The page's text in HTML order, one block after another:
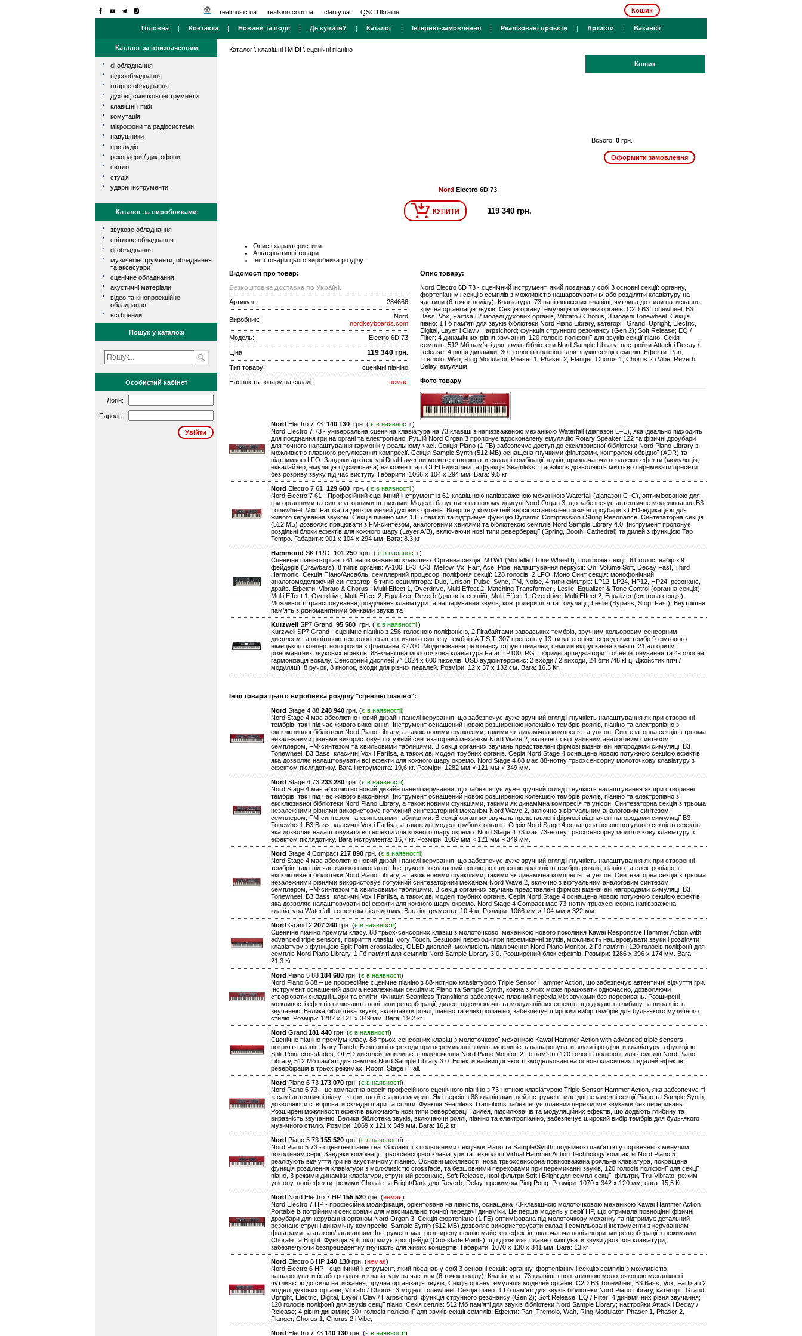
realmusic.ua realkino.com.ua clarity.ua QSC Ukraine Кошик
Головна | Контакти | Новини та події| Де купити? | Каталог | Інтернет-замовлення | Реалізовані проєкти | Артисти | Вакансії
Каталог за призначенням
dj обладнання
відеообладнання
гітарне обладнання
духові, смичкові інструменти
клавішні і midi
комутація
мікрофони та радіосистеми
навушники
про аудіо
рекордери / диктофони
світло
студія
ударні інструменти
Каталог за виробниками
звукове обладнання
світлове обладнання
dj обладнання
музичні інструменти, обладнання
та аксесуари
сценічне обладнання
акустичні матеріали
відео та кінопроекційне
обладнання
всі бренди
Пошук у каталозі
Особистий кабінет
Логін:
Пароль:
Каталог \ клавішні і MIDI \ сценічні піаніно
Кошик
Всього: 0 грн.
Nord Electro 6D 73
КУПИТИ 119 340 грн.
Опис і характеристики
Альтернативні товари
Інші товари цього виробника розділу
Відомості про товар:
Безкоштовна доставка по Україні.
Артикул:
284666
Виробник:
Nord
nordkeyboards.com
Модель:
Electro 6D 73
Ціна: 119 340 грн.
Тип товару:
сценічні піаніно
Наявність товару на складі:
немає
Опис товару:
Nord Electro 6D 73 - сценічний інструмент, який поєднав у собі 3 основні секції: органну,
фортепіанну і секцію семплів з можливістю нашаровувати їх або розділяти клавіатуру на
частини (6 точок поділу). Клавіатура: 73 напівзважених клавіші, чутлива до сили натискання;
зручна організація звуків; Секція органу: емуляція моделей органів: C2D B3 Tonewheel, B3
Bass, Vox, Farfisa і 2 моделі духових органів, Vibrato / Chorus, 3 моделі Tonewheel. Секція
піано: 1 Гб пам'яті для звуків бібліотеки Nord Piano Library, категорії: Grand, Upright, Electric,
Digital, Layer і Clav / Harpsichord; функція струнного резонансу (Gen 2); Soft Release; EQ /
Filter; 4 динамічних рівня звучання; 120 голосів поліфонії для звуків секції піано. Секія
семплів: 512 Мб пам'яті для звуків бібліотеки Nord Sample Library; настройки Attack і Decay /
Release; 4 рівня динаміки; 30+ голосів поліфонії для звуків секції семплів. Ефекти: Pan,
Tremolo, Wah, Ring Modulator, Phaser 1, Phaser 2, Flanger, Chorus 1, Chorus 2 і Vibe, Reverb,
Delay, емуляція
Фото товару
Nord Electro 7 73 140 130 грн. ( є в наявності )
Nord Electro 7 73 - універсальна сценічна клавіатура на 73 клавіші з напівзваженою механікою Waterfall (діапазон E–E), яка ідеально підходить
для поєднання гри на органі та електропіано. Рушій Nord Organ 3 пропонує вдосконалену емуляцію Rotary Speaker 122 та фізичні дроубари
для точного налаштування гармонік у реальному часі. Секція Piano (1 ГБ) забезпечує доступ до ексклюзивної бібліотеки Nord Piano Library з
можливістю плавного регулювання компресії. Секція Sample Synth (512 МБ) оснащена гнучкими фільтрами, контролем обвідної (ADR) та
підтримкою LFO. Завдяки архітектурі Dual Layer ви можете створювати складні комбінації звуків, призначаючи незалежні ефекти (модуляція,
еквалайзер, емуляція підсилювача) на кожен шар. OLED-дисплей та функція Seamless Transitions дозволяють миттєво перемикати пресети
без розриву звуку під час виступу. Габарити: 1066 x 104 x 294 мм. Вага: 9.5 кг
Nord Electro 7 61 129 600 грн. ( є в наявності )
Nord Electro 7 61 - Професійний сценічний інструмент із 61-клавішною напівзваженою механікою Waterfall (діапазон C–C), оптимізованою для
гри органними та синтезаторними штрихами. Модель базується на новому двигуні Nord Organ 3, що забезпечує автентичне моделювання B3
Tonewheel, Vox, Farfisa та двох моделей духових органів. Вперше у компактній версії встановлені фізичні дроубари з LED-індикацією для
живого керування звуком. Секція піаніно має 1 ГБ пам’яті та підтримує функцію Dynamic Compression і String Resonance. Синтезаторна секція
(512 МБ) дозволяє працювати з FM-синтезом, аналоговими хвилями та бібліотекою семплів Nord Sample Library 4.0. Інструмент пропонує
роздільні блоки ефектів для кожного шару (Layer A/B), включаючи нові типи реверберації (Spring, Booth, Cathedral) та дилей з функцією Tap
Tempo. Габарити: 901 x 104 x 294 мм. Вага: 8.3 кг
Hammond SK PRO 101 250 грн. ( є в наявності )
Сценічне піаніно-орган з 61 напівзваженою клавішею. Органна секція: MTW1 (Modelled Tone Wheel I), поліфонія секції: 61 голос, набір з 9
фейдерів (Drawbars), 8 типів органів: A-100, B-3, C-3, Mellow, Vx, Farf, Ace, Pipe, налаштування перкусії: On, Volume Soft, Decay Fast, Third
Harmonic. Cекція Піано/Ансабль: семплерний процесор, поліфонія секції: 128 голосів, 2 LFO. Моно Синт секція: монофонічний
аналогомоделюючий синтезатор, 6 типів осцилятора: Duo, Unison, Pulse, Sync, FM, Noise, 4 типи фільтрів: LP12, LP24, HP12, HP24, резонанс,
драйв. Ефекти: Vibrato & Chorus , Multi Effect 1, Overdrive, Multi Effect 2, Matching Transformer , Leslie, Equalizer & Tone Control (органна секція),
Multi Effect 1, Overdrive, Multi Effect 2, Equalizer, Reverb (для всіх секцій), Multi Effect 1, Overdrive, Multi Effect 2, Equalizer (синтова секція).
Можливості транспонування, розділення клавіатури та нашарування звуків, контролери пітч та тодуляції, Leslie (Bypass, Stop, Fast). Внутрішня
пам'ять з різноманітними банками звуків та
Kurzweil SP7 Grand 95 580 грн. ( є в наявності )
Kurzweil SP7 Grand - сценічне піаніно з 256-голосною поліфонією, 2 Гігабайтами заводських тембрів, зручним кольоровим сенсорним
дисплеєм та новітньою технологією автентичного синтезу тембрів A.T.S.T. 307 пресетів у 13-ти категоріях, серед яких тембр 9-футового
німецького концертного рояля з флагмана K2700. Моделювання резонансу струн і педалей, семпли відпускання клавіш. 21 алгоритм
різноманітних звукових ефектів. 88-клавішна молоточкова клавіатура Fatar TP100LRG. Гібридні арпеджіатори. Точне інтонування та 4-голосна
гармонізація вокалу. Сенсорний дисплей 7” 1024 x 600 пікселів. USB аудіоінтерфейс: 2 входи / 2 виходи, 24 біти /48 кГц. Джойстик пітч /
модуляції, 8 ручок, 8 кнопок, входи для різних педалей. Розміри: 12 х 37 х 132 см. Вага: 16.3 Кг.
Інші товари цього виробника розділу "сценічні піаніно":
Nord Stage 4 88 248 940 грн. (є в наявності)
Nord Stage 4 має абсолютно новий дизайн панелі керування, що забезпечує дуже зручний огляд і гнучкість налаштування як при створенні
тембрів, так і під час живого виконання. Інструмент оснащений новою розширеною колекцією тембрів роялів, піаніно та електропіано з
ексклюзивної бібліотеки Nord Piano Library, а також новими функціями, такими як динамічна компресія та унісон. Синтезаторна секція з трьома
незалежними рівнями використовує потужний синтезаторний механізм Nord Wave 2, включно з віртуальним аналоговим синтезом,
семплером, FM-синтезом та хвильовими таблицями. В секції органних звучань представлені фірмові відзначені нагородами симуляції B3
Tonewheel, B3 Bass, класичні Vox і Farfisa, а також дві моделі трубних органів. Серія Nord Stage 4 оснащена новою потужною секцією ефектів,
яка дозволяє налаштовувати всі ефекти для кожного шару окремо. Nord Stage 4 88 має 88-нотну трьохсенсорну молоточкову клавіатуру з
ефектом післядотику. Вага інструмента: 19,6 кг. Розміри: 1282 мм × 121 мм × 349 мм.
Nord Stage 4 73 233 280 грн. (є в наявності)
Nord Stage 4 має абсолютно новий дизайн панелі керування, що забезпечує дуже зручний огляд і гнучкість налаштування як при створенні
тембрів, так і під час живого виконання. Інструмент оснащений новою розширеною колекцією тембрів роялів, піаніно та електропіано з
ексклюзивної бібліотеки Nord Piano Library, а також новими функціями, такими як динамічна компресія та унісон. Синтезаторна секція з трьома
незалежними рівнями використовує потужний синтезаторний механізм Nord Wave 2, включно з віртуальним аналоговим синтезом,
семплером, FM-синтезом та хвильовими таблицями. В секції органних звучань представлені фірмові відзначені нагородами симуляції B3
Tonewheel, B3 Bass, класичні Vox і Farfisa, а також дві моделі трубних органів. Серія Nord Stage 4 оснащена новою потужною секцією ефектів,
яка дозволяє налаштовувати всі ефекти для кожного шару окремо. Nord Stage 4 73 має 73-нотну трьохсенсорну молоточкову клавіатуру з
ефектом післядотику. Вага інструмента: 16,7 кг. Розміри: 1069 мм × 121 мм × 349 мм.
Nord Stage 4 Compact 217 890 грн. (є в наявності)
Nord Stage 4 має абсолютно новий дизайн панелі керування, що забезпечує дуже зручний огляд і гнучкість налаштування як при створенні
тембрів, так і під час живого виконання. Інструмент оснащений новою розширеною колекцією тембрів роялів, піаніно та електропіано з
ексклюзивної бібліотеки Nord Piano Library, а також новими функціями, такими як динамічна компресія та унісон. Синтезаторна секція з трьома
незалежними рівнями використовує потужний синтезаторний механізм Nord Wave 2, включно з віртуальним аналоговим синтезом,
семплером, FM-синтезом та хвильовими таблицями. В секції органних звучань представлені фірмові відзначені нагородами симуляції B3
Tonewheel, B3 Bass, класичні Vox і Farfisa, а також дві моделі трубних органів. Серія Nord Stage 4 оснащена новою потужною секцією ефектів,
яка дозволяє налаштовувати всі ефекти для кожного шару окремо. Nord Stage 4 Compact має 73-нотну трьохсенсорна напівзважена
клавіатура Waterfall з ефектом післядотику. Вага інструмента: 10,4 кг. Розміри: 1066 мм × 104 мм × 322 мм
Nord Grand 2 207 360 грн. (є в наявності)
Сценічне піаніно преміум класу. 88 трьох-сенсорних клавіш з молоточкової механікою нового покоління Kawai Responsive Hammer Action with
advanced triple sensors, покриття клавіш Ivory Touch. Безшовні переходи при перемиканні звуків, можливість нашаровувати звуки і розділяти
клавіатуру з функцією Split Point crossfades, OLED дисплей, можливість підключення Nord Piano Monitor. 2 Гб пам'яті і 120 голосів поліфонії для
семплів Nord Piano Library, 1 Гб пам'яті для семплів Nord Sample Library 3.0. Розширений блок ефектів. Розміри: 1286 х 396 х 174 мм. Вага:
21,3 Кг
Nord Piano 6 88 184 680 грн. (є в наявності)
Nord Piano 6 88 – це професійне сценічне піаніно з 88-нотною клавіатурою Triple Sensor Hammer Action, що забезпечує автентичні відчуття гри.
Інструмент оснащений двома незалежними секціями: Piano та Sample Synth, кожна з яких може працювати одночасно, дозволяючи
створювати складні шари та спліти. Функція Seamless Transitions забезпечує плавний перехід між звуками без переривань. Розширені
можливості ефектів включають нові типи реверберації, дилея, підсилювачів та модуляційних ефектів, що додають глибину та виразність
звучанню. Велика бібліотека звуків, включаючи роялі, піаніно та електропіаніно, забезпечує широкий вибір тембрів для будь-якого музичного
стилю. Розміри: 1282 x 121 x 349 мм. Вага: 19,2 кг
Nord Grand 181 440 грн. (є в наявності)
Сценічне піаніно преміум класу. 88 трьох-сенсорних клавіш з молоточкової механікою Kawai Hammer Action with advanced triple sensors,
покриття клавіш Ivory Touch. Безшовні переходи при перемиканні звуків, можливість нашаровувати звуки і розділяти клавіатуру з функцією
Split Point crossfades, OLED дисплей, можливість підключення Nord Piano Monitor. 2 Гб пам'яті і 120 голосів поліфонії для семплів Nord Piano
Library, 512 Мб пам'яті для семплів Nord Sample Library 3.0. Ефекти найвищої якості змодельовані на основі класичних педалей ефектів,
ревербірація в трьох режимах: Room, Stage і Hall.
Nord Piano 6 73 173 070 грн. (є в наявності)
Nord Piano 6 73 – це компактна версія професійного сценічного піаніно з 73-нотною клавіатурою Triple Sensor Hammer Action, яка забезпечує ті
ж самі автентичні відчуття гри, що й старша модель. Як і версія з 88 клавішами, цей інструмент має дві незалежні секції Piano та Sample Synth,
дозволяючи створювати складні шари та спліти. Функція Seamless Transitions забезпечує плавний перехід між звуками без переривань.
Розширені можливості ефектів включають нові типи реверберації, дилея, підсилювачів та модуляційних ефектів, що додають глибину та
виразність звучанню. Велика бібліотека звуків, включаючи роялі, піаніно та електропіаніно, забезпечує широкий вибір тембрів для будь-якого
музичного стилю. Розміри: 1069 x 121 x 349 мм. Вага: 16,2 кг
Nord Piano 5 73 155 520 грн. (є в наявності)
Nord Piano 5 73 - сценічне піаніно на 73 клавіші з подвоєними секціями Piano та Sample/Synth, подвійною пам'яттю у порівнянні з минулим
поколінням серії. Завдяки комбінації трьохсенсорної клавіатури та технології Virtual Hammer Action Technology компактні Nord Piano 5
реалізують відчуття гри на акустичному піаніно. Основні можливості: нова трьохсенсорна повнозважена рояльна клавіатура, покращена
функція розділення клавіатури з молжливістю crossfade, та безшовними переходами при перемиканні звуків, 120 голосів поліфонії для секції
піано, 3 режими динаміки клавіатури, струнний резонанс, Soft Release, нові фільтри Soft і Bright для семпл-секції, фільтри, Tru-Vibrato, режим
унісону, нові ефекти: режими Chorale та Bright/Dark для Reverb, Delay з режимом Ping Pong. Розміри: 1070 х 342 х 120 мм, вага: 15,5 Кг.
Nord Nord Electro 7 HP 155 520 грн. (немає)
Nord Electro 7 HP - професійна модифікація, орієнтована на піаністів, оснащена 73-клавішною молоточковою механікою Kawai Hammer Action
Portable із потрійними сенсорами для максимально точної передачі динаміки. Це перша модель у серії HP, що отримала повноцінні фізичні
дроубари для керування органом Nord Organ 3. Секція фортепіано (1 ГБ) оптимізована під молоточкову механіку та підтримує детальний
резонанс струн і динамічну компресію. Sample Synth (512 МБ) дозволяє використовувати складні семпльовані інструменти з керуванням
фільтрами та атакою/загасанням. Інструмент має розширену секцію майстер-ефектів, включаючи нові алгоритми реверберації з режимами
Chorale та Bright. Функція Split підтримує кросфейди (Crossfade Points), що дозволяє плавно змішувати звуки двох зон клавіатури,
забезпечуючи безпрецедентну гнучкість для живих концертів. Габарити: 1070 x 130 x 341 мм. Вага: 13 кг
Nord Electro 6 HP 140 130 грн. (немає)
Nord Electro 6 HP - сценічний інструмент, який поєднав у собі 3 основні секції: органну, фортепіанну і секцію семплів з можливістю
нашаровувати їх або розділяти клавіатуру на частини (6 точок поділу). Клавіатура: 73 клавіші з портативною молоточковою механікою і
чутливістю до сили натискання; зручна організація звуків; Секція органу: емуляція моделей органів: C2D B3 Tonewheel, B3 Bass, Vox, Farfisa і 2
моделі духових органів, Vibrato / Chorus, 3 моделі Tonewheel. Секція піано: 1 Гб пам'яті для звуків бібліотеки Nord Piano Library, категорії: Grand,
Upright, Electric, Digital, Layer і Clav / Harpsichord; функція струнного резонансу (Gen 2); Soft Release; EQ / Filter; 4 динамічних рівня звучання;
120 голосів поліфонії для звуків секції піано. Секія сеплів: 512 Мб пам'яті для звуків бібліотеки Nord Sample Library; настройки Attack і Decay /
Release; 4 рівня динаміки; 30+ голосів поліфонії для звуків секції семплів. Ефекти: Pan, Tremolo, Wah, Ring Modulator, Phaser 1, Phaser 2,
Flanger, Chorus 1, Chorus 2 і Vibe,
Nord Electro 7 73 140 130 грн. (є в наявності)